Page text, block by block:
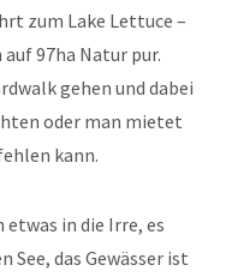
zum Lake Lettuce –
97ha Natur pur.
gehen und dabei
oder man mietet
kann.
in die Irre, es
das Gewässer ist